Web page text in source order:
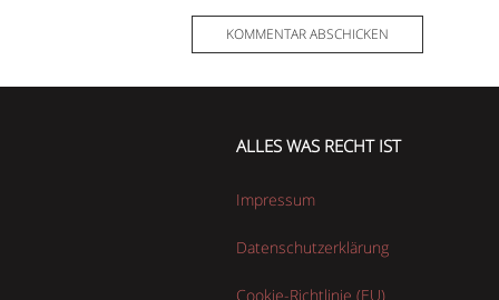
ALLES WAS RECHT IST
Impressum
Datenschutzerklärung
Cookie-Richtlinie (EU)